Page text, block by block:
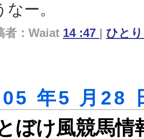
なー。
者：Waiat 14 :47 | ひと
年5 月28
ぼけ風競馬情